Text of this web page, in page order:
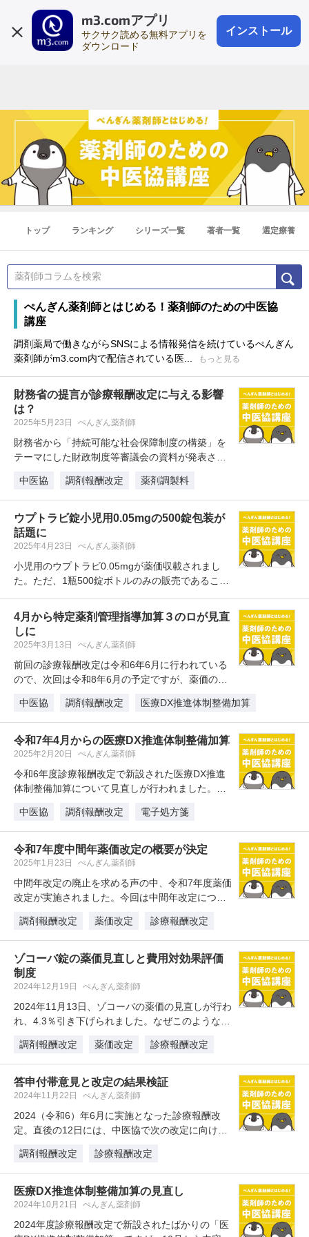
m3.comアプリ
サクサク読める無料アプリを
ダウンロード
インストール
会員登録
登録1分
トップ ランキング シリーズ一覧 著者一覧 選定療養
ぺんぎん薬剤師とはじめる！薬剤師のための中医協
講座
調剤薬局で働きながらSNSによる情報発信を続けているぺんぎん
薬剤師がm3.com内で配信されている医...
もっと見る
財務省の提言が診療報酬改定に与える影響
は？
2025年5月23日 ぺんぎん薬剤師
財務省から「持続可能な社会保障制度の構築」を
テーマにした財政制度等審議会の資料が発表され
中医協
調剤報酬改定 薬剤調製料
ウプトラビ錠小児用0.05mgの500錠包装が
話題に
2025年4月23日 ぺんぎん薬剤師
小児用のウプトラビ0.05mgが薬価収載されまし
た。ただ、1瓶500錠ボトルのみの販売であること
4月から特定薬剤管理指導加算３のロが見直
しに
2025年3月13日 ぺんぎん薬剤師
前回の診療報酬改定は令和6年6月に行われている
ので、次回は令和8年6月の予定ですが、薬価の中
中医協
調剤報酬改定 医療DX推進体制整備加算
令和7年4月からの医療DX推進体制整備加算
2025年2月20日 ぺんぎん薬剤師
令和6年度診療報酬改定で新設された医療DX推進
体制整備加算について見直しが行われました。電
中医協
調剤報酬改定 電子処方箋
令和7年度中間年薬価改定の概要が決定
2025年1月23日 ぺんぎん薬剤師
中間年改定の廃止を求める声の中、令和7年度薬価
改定が実施されました。今回は中間年改定につい
調剤報酬改定
薬価改定 診療報酬改定
ゾコーバ錠の薬価見直しと費用対効果評価
制度
2024年12月19日 ぺんぎん薬剤師
2024年11月13日、ゾコーバの薬価の見直しが行わ
れ、4.3％引き下げられました。なぜこのような引
調剤報酬改定
薬価改定 診療報酬改定
答申付帯意見と改定の結果検証
2024年11月22日 ぺんぎん薬剤師
2024（令和6）年6月に実施となった診療報酬改
定。直後の12日には、中医協で次の改定に向けた
調剤報酬改定
診療報酬改定
医療DX推進体制整備加算の見直し
2024年10月21日 ぺんぎん薬剤師
2024年度診療報酬改定で新設されたばかりの「医